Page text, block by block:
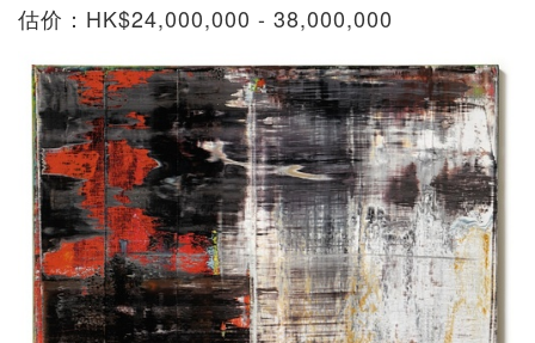
估价：HK$24,000,000 - 38,000,000